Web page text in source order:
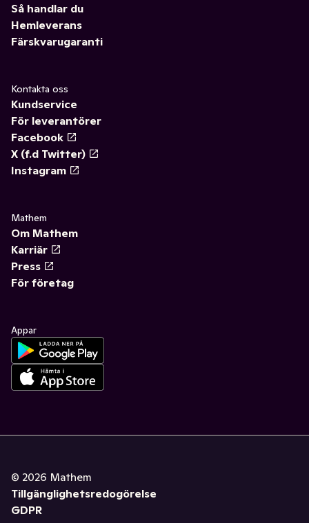
Så handlar du
Hemleverans
Färskvarugaranti
Kontakta oss
Kundservice
För leverantörer
Facebook
X (f.d Twitter)
Instagram
Mathem
Om Mathem
Karriär
Press
För företag
Appar
© 2026 Mathem
Tillgänglighetsredogörelse
GDPR